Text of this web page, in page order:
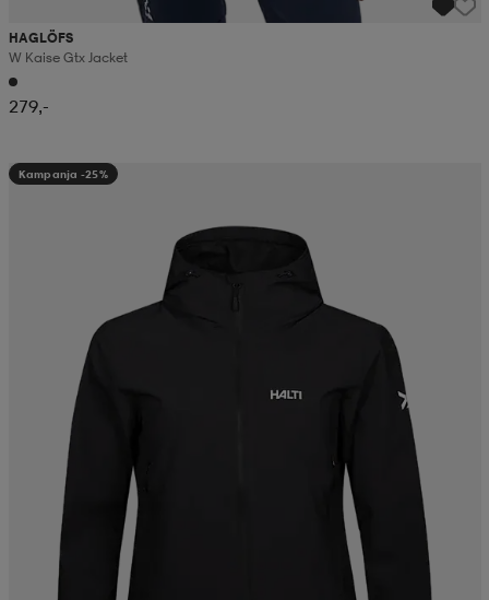
HAGLÖFS
W Kaise Gtx Jacket
279,-
Kampanja -25%